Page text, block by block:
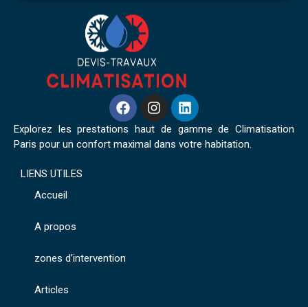
Explorez les prestations haut de gamme de Climatisation
Paris pour un confort maximal dans votre habitation.
LIENS UTILES
Accueil
A propos
zones d’intervention
Articles